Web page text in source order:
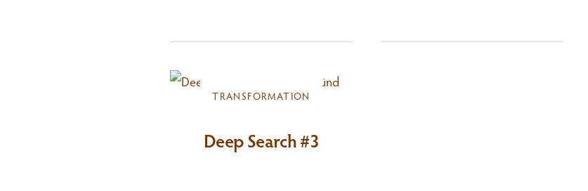
TRANSFORMATION
Deep Search #3